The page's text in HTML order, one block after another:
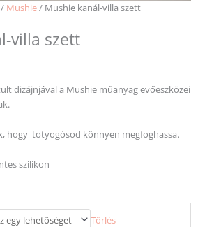
/ Mushie/ Mushie kanál-villa szett
villa szett
dizájnjával a Mushie műanyag evőeszközei
hogy totyogósod könnyen megfoghassa.
szilikon
Törlés